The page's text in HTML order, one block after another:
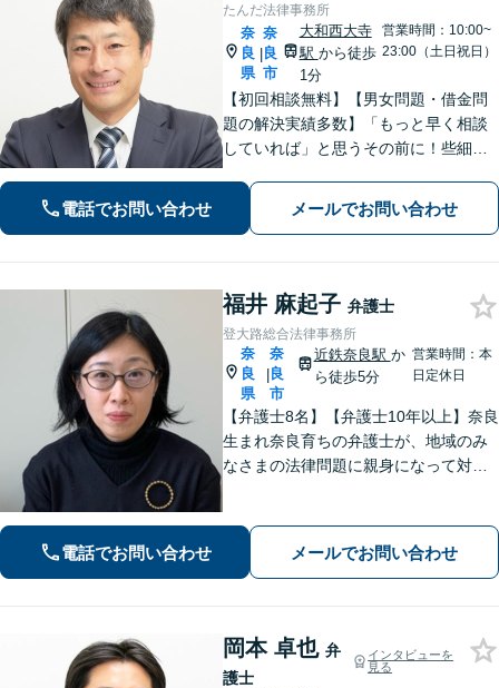
たんだ法律事務所
奈
良
県
|
奈
良
市
大和西大寺
駅 から徒歩
1分
営業時間：10:00~
23:00（土日祝日）
【初回相談無料】【男女問題・借金問
題の解決実績多数】「もっと早く相談
していれば」と思うその前に！些細な
者さまと密に連絡を取り、納得できる
解決を目指します【大和西大寺駅1分】
電話でお問い合わせ メールでお問い合わせ
福井 麻起子 弁護士
登大路総合法律事務所
奈
良
県
|
奈
良
市
近鉄奈良駅 か
ら徒歩5分
営業時間：本
日定休日
【弁護士8名】【弁護士10年以上】奈良
生まれ奈良育ちの弁護士が、地域のみ
なさまの法律問題に親身になって対応
を伺うことを大切にしています【近鉄
奈良駅5分】【オンライン相談可】
電話でお問い合わせ メールでお問い合わせ
岡本 卓也 弁
護士
インタビューを
見る